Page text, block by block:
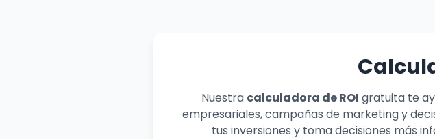
Nuestra calculadora de ROI gratuita te
empresariales, campañas de marketing y
tus inversiones y toma decisiones más